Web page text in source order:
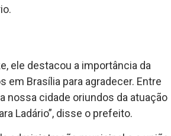
ele destacou a importância da
em Brasília para agradecer. Entre
nossa cidade oriundos da atuação
Ladário”, disse o prefeito.